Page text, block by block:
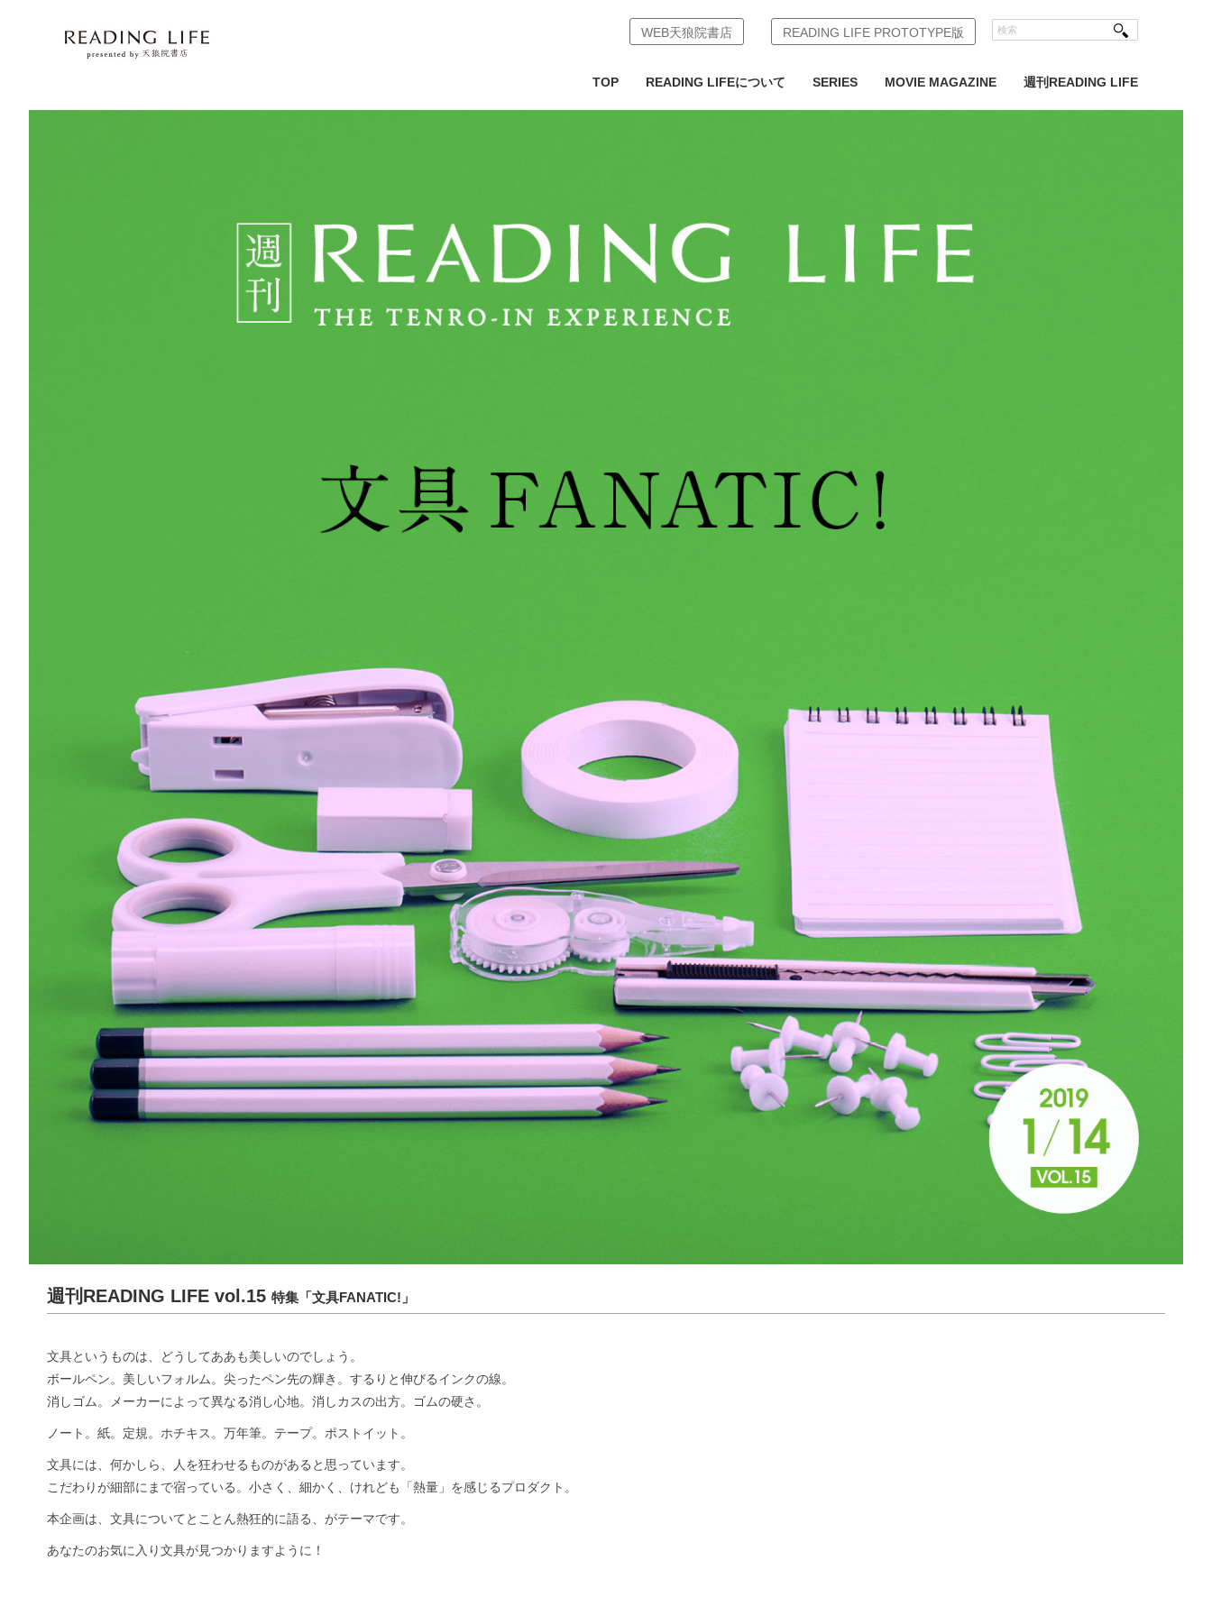
TOP READING LIFEについて SERIES MOVIE MAGAZINE 週刊READING LIFE
WEB天狼院書店 READING LIFE PROTOTYPE版
週刊READING LIFE vol.15 特集「文具FANATIC!」
文具というものは、どうしてああも美しいのでしょう。
ボールペン。美しいフォルム。尖ったペン先の輝き。するりと伸びるインクの線。
消しゴム。メーカーによって異なる消し心地。消しカスの出方。ゴムの硬さ。
ノート。紙。定規。ホチキス。万年筆。テープ。ポストイット。
文具には、何かしら、人を狂わせるものがあると思っています。
こだわりが細部にまで宿っている。小さく、細かく、けれども「熱量」を感じるプロダクト。
本企画は、文具についてとことん熱狂的に語る、がテーマです。
あなたのお気に入り文具が見つかりますように！